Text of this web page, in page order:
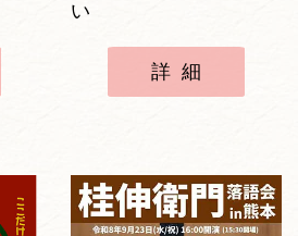
い
詳細